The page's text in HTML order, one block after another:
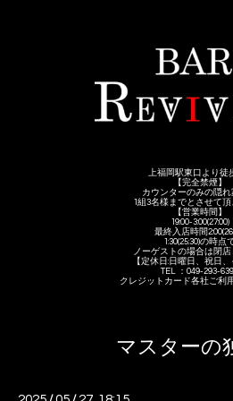
上福岡駅東口より徒
【完全禁煙】
カウンターのみの隠れ
1組3名様までとさせて頂
【営業時間】
19:00-3:00(27:00)
最終入店時間
1:30(25:30)の時点
ノーゲストの場合は閉店
【定休日:日曜日、祝日、
TEL ：049-293-
クレジットカード各社ご利
マスターの